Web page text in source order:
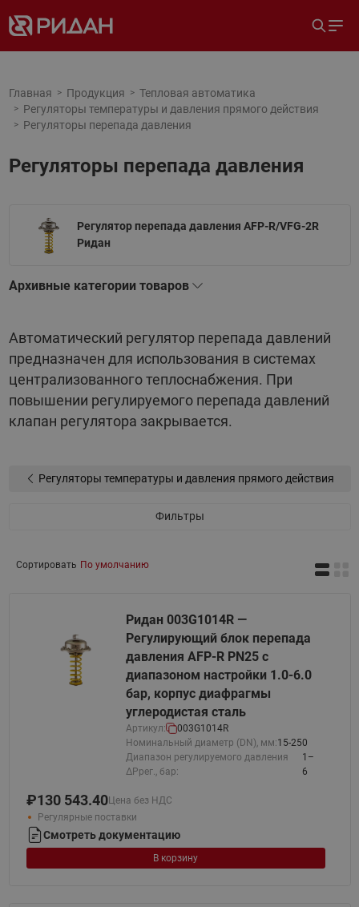
Главная Продукция
Тепловая автоматика
Регуляторы температуры и давления прямого действия
Регуляторы перепада давления
Регуляторы перепада давления
Регулятор перепада давления AFP-R/VFG-2R
Ридан
Архивные категории товаров
Автоматический регулятор перепада давлений
предназначен для использования в системах
централизованного теплоснабжения. При
повышении регулируемого перепада давлений
клапан регулятора закрывается.
Регуляторы температуры и давления прямого действия
Фильтры
Сортировать По умолчанию
Ридан 003G1014R —
Регулирующий блок перепада
давления AFP-R PN25 с
диапазоном настройки 1.0-6.0
бар, корпус диафрагмы
углеродистая сталь
Артикул:
003G1014R
Номинальный диаметр (DN), мм:15-250
Диапазон регулируемого давления
ΔPрег., бар:
1–
6
₽130 543.40Цена без НДС
Регулярные поставки
Смотреть документацию
В корзину